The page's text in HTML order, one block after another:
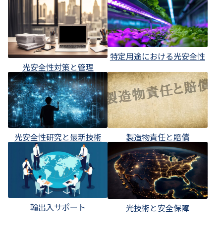
光安全性対策と管理
特定用途における光安全性
光安全性研究と最新技術 製造物責任と賠償
輸出入サポート 光技術と安全保障